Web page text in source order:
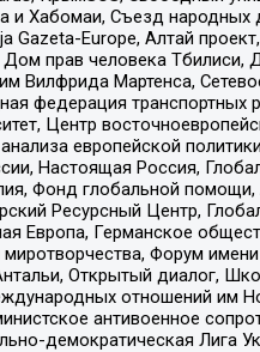
Хабомаи, Съезд
Gazeta-Europe, Алтай
прав человека
Вилфрида Мартенса,
федерация
Центр
европейской
Настоящая Россия,
Фонд глобальной
Ресурсный Центр,
Европа, Германское
Форум
Открытый диалог,
отношений им
антивоенное
демократическая Лига